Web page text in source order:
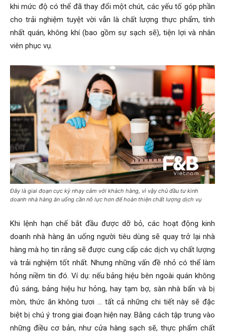
khi mức độ có thể đã thay đổi một chút, các yếu tố góp phần
cho trải nghiệm tuyệt vời vẫn là chất lượng thực phẩm, tính
nhất quán, không khí (bao gồm sự sạch sẽ), tiện lợi và nhân
viên phục vụ.
Đây là giai đoạn cực kỳ nhạy cảm với khách hàng, vì vậy chủ đầu tư kinh
doanh nhà hàng ăn uống cần nỗ lực hơn để hoàn thiện chất lượng dịch vụ
Khi lệnh hạn chế bắt đầu được dỡ bỏ, các hoạt động kinh
doanh nhà hàng ăn uống người tiêu dùng sẽ quay trở lại nhà
hàng mà họ tin rằng sẽ được cung cấp các dịch vụ chất lượng
và trải nghiệm tốt nhất. Nhưng những vấn đề nhỏ có thể làm
hỏng niềm tin đó. Ví dụ: nếu bảng hiệu bên ngoài quán không
đủ sáng, bảng hiệu hư hỏng, hay tạm bợ, sàn nhà bẩn và bị
mòn, thức ăn không tươi … tất cả những chi tiết này sẽ đặc
biệt bị chú ý trong giai đoạn hiện nay. Bằng cách tập trung vào
những điều cơ bản, như cửa hàng sạch sẽ, thực phẩm chất